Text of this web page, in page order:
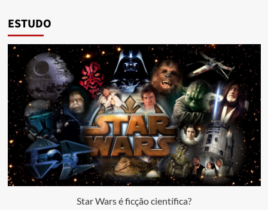
ESTUDO
Star Wars é ficção científica?